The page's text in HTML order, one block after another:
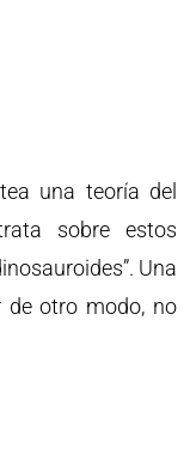
una teoría del
sobre estos
Una
de otro modo, no